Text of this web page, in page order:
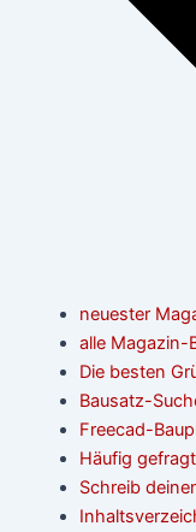
neuester
alle Magazin-
Die besten
Bausatz-
Freecad-
Häufig gefragt
Schreib